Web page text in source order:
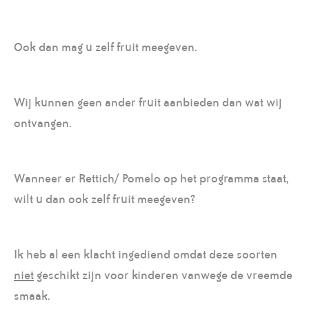
Ook dan mag u zelf fruit meegeven.
Wij kunnen geen ander fruit aanbieden dan wat wij
ontvangen.
Wanneer er Rettich/ Pomelo op het programma staat,
wilt u dan ook zelf fruit meegeven?
Ik heb al een klacht ingediend omdat deze soorten
niet geschikt zijn voor kinderen vanwege de vreemde
smaak.